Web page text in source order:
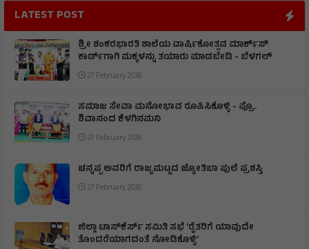
LATEST POST
ಶ್ರೀ ಶಂಕರಭಾರತಿ ಶಾಲೆಯ ವಾರ್ಷಿಕೋತ್ಸವ ಮಾರ್ಕ್‌ಸ್‌
ಕಾರ್ಡ್‌ಗಾಗಿ ಮಕ್ಕಳನ್ನು ತಯಾರು ಮಾಡಬೇಡಿ - ಬೆಳಗಲ್
27 February 2026
ಸಮಾಜ ಸೇವಾ ಮನೋಭಾವ ರೂಪಿಸಿಕೊಳ್ಳಿ - ಪ್ರೊ.
ಶಿವಾನಂದ ಕೆಳಗಿನಮನಿ
27 February 2026
ಚನ್ನಪ್ಪ ಅವರಿಗೆ ರಾಜ್ಯಮಟ್ಟದ ಜ್ಯೋತಿಬಾ ಪುಲೆ ಪ್ರಶಸ್ತಿ
27 February 2026
ಜಿಲ್ಲಾ ಟಾಸ್‌‌ಕೆರ್ಸ್ ಸಮಿತಿ ಸಭೆ ‘ರೈತರಿಗೆ ಯಾವುದೇ
ತೊಂದರೆಯಾಗದಂತೆ ನೋಡಿಕೊಳ್ಳಿ’